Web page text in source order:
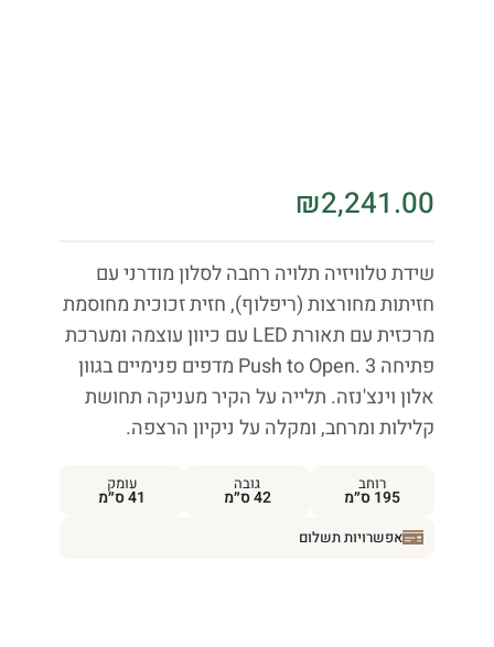
₪2,241.00
שידת טלוויזיה תלויה רחבה לסלון מודרני עם
חזיתות מחורצות (ריפלוף), חזית זכוכית מחוסמת
מרכזית עם תאורת LED עם כיוון עוצמה ומערכת
פתיחה Push to Open. 3 מדפים פנימיים בגוון
אלון וינצ'נזה. תלייה על הקיר מעניקה תחושת
קלילות ומרחב, ומקלה על ניקיון הרצפה.
רוחב
195 ס״מ
גובה
42 ס״מ
עומק
41 ס״מ
אפשרויות תשלום